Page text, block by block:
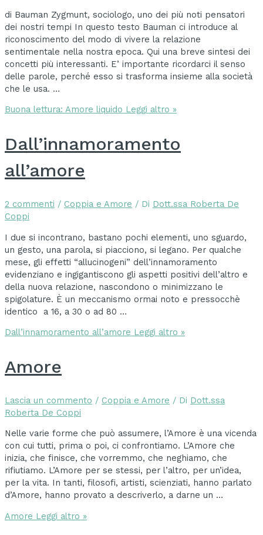
di Bauman Zygmunt, sociologo, uno dei più noti pensatori
dei nostri tempi In questo testo Bauman ci introduce al
riconoscimento del modo di vivere la relazione
sentimentale nella nostra epoca. Qui una breve sintesi dei
concetti più interessanti. E’ importante ricordarci il senso
delle parole, perché esso si trasforma insieme alla società
che le usa. …
Buona lettura: Amore liquido Leggi altro »
Dall’innamoramento
all’amore
2 commenti / Coppia e Amore / Di Dott.ssa Roberta De
Coppi
I due si incontrano, bastano pochi elementi, uno sguardo,
un gesto, una parola, si piacciono, si legano. Per qualche
mese, gli effetti “allucinogeni” dell’innamoramento
evidenziano e ingigantiscono gli aspetti positivi dell’altro e
della nuova relazione, nascondono o minimizzano le
spigolature. È un meccanismo ormai noto e pressocchè
identico a 16, a 30 o ad 80 …
Dall’innamoramento all’amore Leggi altro »
Amore
Lascia un commento / Coppia e Amore / Di Dott.ssa
Roberta De Coppi
Nelle varie forme che può assumere, l’Amore è una vicenda
con cui tutti, prima o poi, ci confrontiamo. L’Amore che
inizia, che finisce, che vorremmo, che neghiamo, che
rifiutiamo. L’Amore per se stessi, per l’altro, per un’idea,
per la vita. In tanti, filosofi, artisti, scienziati, hanno parlato
d’Amore, hanno provato a descriverlo, a darne un …
Amore Leggi altro »